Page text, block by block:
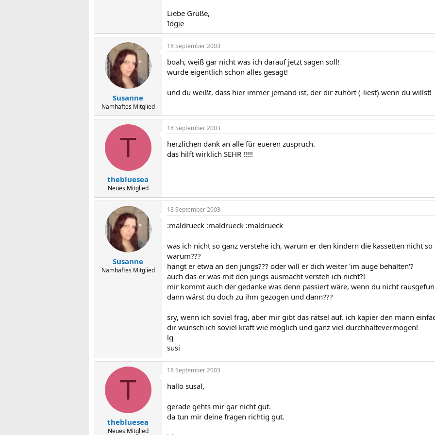
Liebe Grüße,
Idgie
Susanne
Namhaftes Mitglied
18 September 2003
boah, weiß gar nicht was ich darauf jetzt sagen soll!
wurde eigentlich schon alles gesagt!
und du weißt, dass hier immer jemand ist, der dir zuhört (-liest) wenn du willst!
T
thebluesea
Neues Mitglied
18 September 2003
herzlichen dank an alle für eueren zuspruch.
das hilft wirklich SEHR !!!!!
Susanne
Namhaftes Mitglied
18 September 2003
:maldrueck :maldrueck :maldrueck
was ich nicht so ganz verstehe ich, warum er den kindern die kassetten nicht so
warum???
hängt er etwa an den jungs??? oder will er dich weiter 'im auge behalten'?
auch das er was mit den jungs ausmacht versteh ich nicht?!
mir kommt auch der gedanke was denn passiert wäre, wenn du nicht
dann wärst du doch zu ihm gezogen und dann???
sry, wenn ich soviel frag, aber mir gibt das rätsel auf. ich kapier den mann
dir wünsch ich soviel kraft wie möglich und ganz viel durchhaltevermögen!
lg
susi
T
thebluesea
Neues Mitglied
18 September 2003
hallo susal,
gerade gehts mir gar nicht gut.
da tun mir deine fragen richtig gut.